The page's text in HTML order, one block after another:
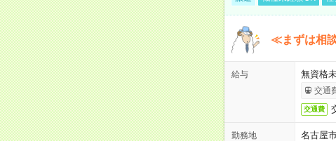
≪まずは相
給与 無資格
交通
交通費
勤務地
名古屋